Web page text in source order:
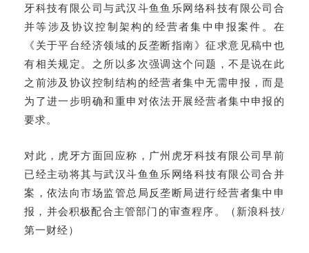
牙科技有限公司与武汉斗鱼鱼乐网络科技有限公司合
并等涉及协议控制架构的经营者集中申报案件。在
《关于平台经济领域的反垄断指南》征求意见稿中也
有相关规定。之所以多次强调这个问题，不是说在此
之前涉及协议控制结构的经营者集中无需申报，而是
为了进一步明确和重申对依法开展经营者集中申报的
要求。
对此，虎牙方面回应称，广州虎牙科技有限公司早前
已经主动将其与武汉斗鱼鱼乐网络科技有限公司合并
案，依法向市场监管总局反垄断局进行经营者集中申
报，并会积极配合主管部门的审查程序。（新浪科技/
第一财经）